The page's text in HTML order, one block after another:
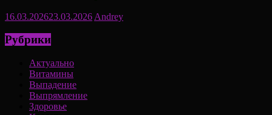
16.03.202623.03.2026 Andrey
Рубрики
Актуально
Витамины
Выпадение
Выпрямление
Здоровье